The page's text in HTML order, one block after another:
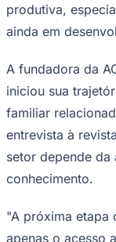
produtiva,
ainda em
A fundadora da
iniciou sua
familiar
entrevista à
setor depende da
conhecimento.
"A próxima etapa
apenas o acesso